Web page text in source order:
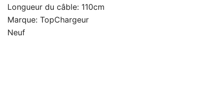
Longueur du câble: 110cm
Marque: TopChargeur
Neuf